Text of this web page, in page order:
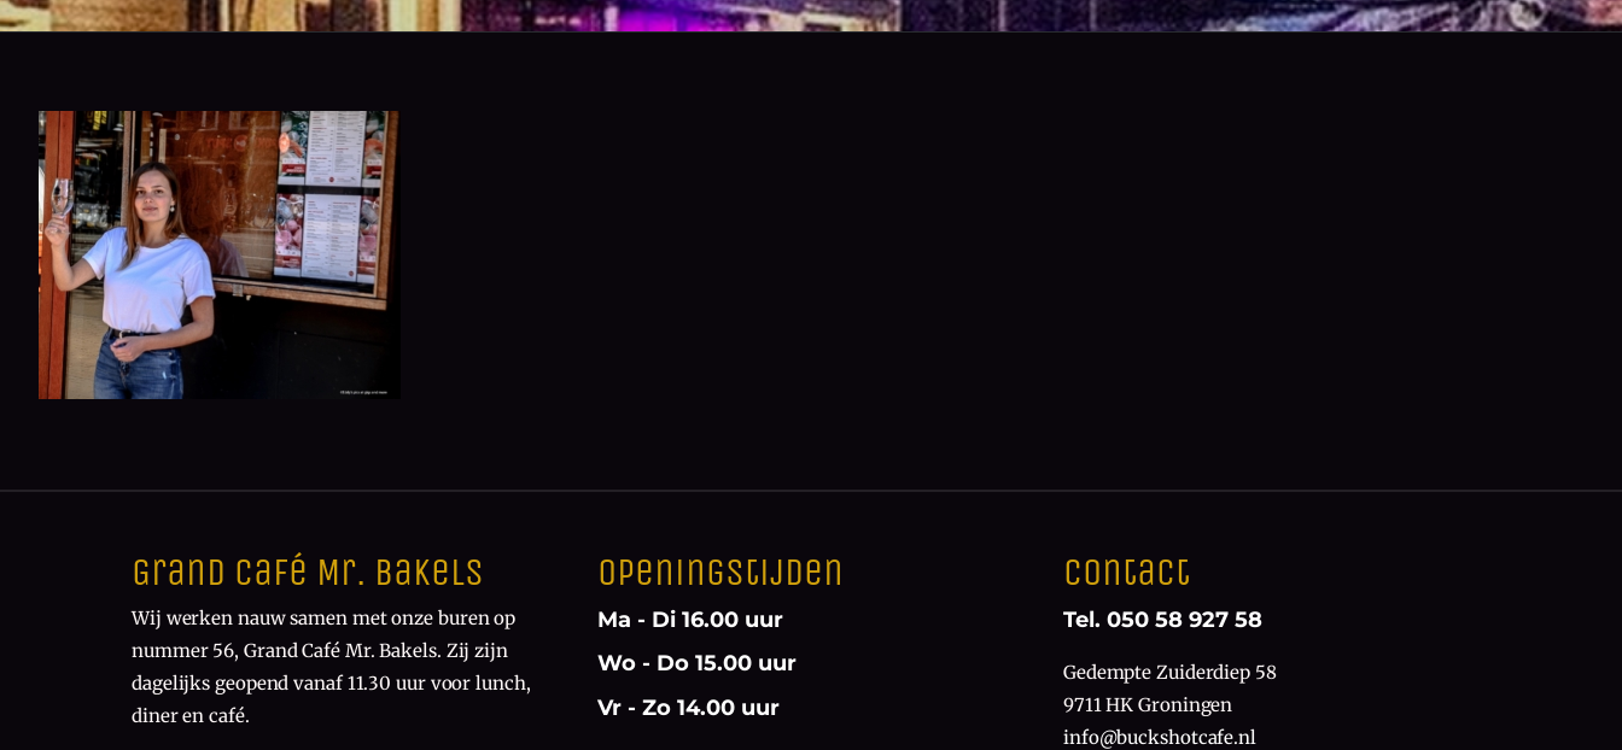
Grand Café Mr. Bakels
Wij werken nauw samen met onze buren op
nummer 56, Grand Café Mr. Bakels. Zij zijn
dagelijks geopend vanaf 11.30 uur voor lunch,
diner en café.
Openingstijden
Ma - Di 16.00 uur
Wo - Do 15.00 uur
Vr - Zo 14.00 uur
Contact
Tel. 050 58 927 58
Gedempte Zuiderdiep 58
9711 HK Groningen
info@buckshotcafe.nl